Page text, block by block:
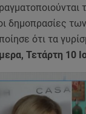
δημοπρασίες
ότι τα
Τετάρτη 10